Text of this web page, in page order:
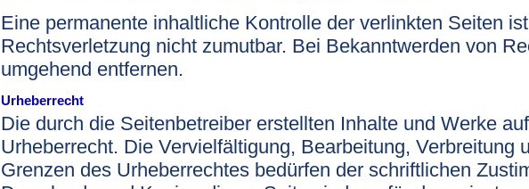
Eine permanente inhaltliche Kontrolle der verlinkten Seiten
Rechtsverletzung nicht zumutbar. Bei Bekanntwerden von
umgehend entfernen.
Urheberrecht
Die durch die Seitenbetreiber erstellten Inhalte und Werke
Urheberrecht. Die Vervielfältigung, Bearbeitung, Verbreitung
Grenzen des Urheberrechtes bedürfen der schriftlichen